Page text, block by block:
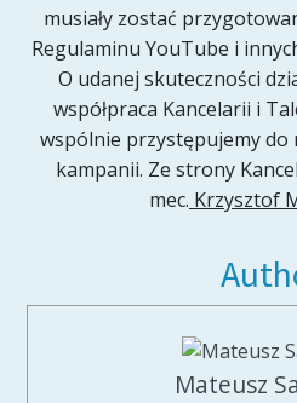
musiały zostać
Regulaminu YouTube i
O udanej skuteczności
współpraca Kancelarii i
wspólnie przystępujemy do
kampanii. Ze strony
mec. Krzysztof
Mateusz